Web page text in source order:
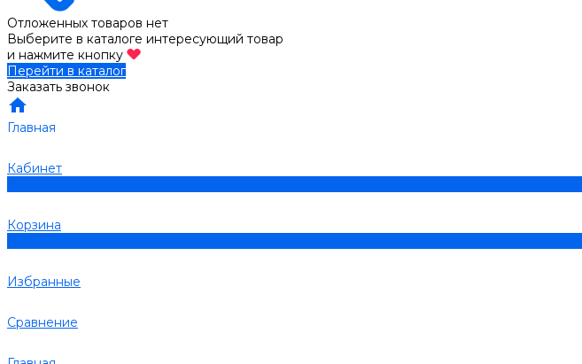
Отложенных товаров нет
Выберите в каталоге интересующий товар
и нажмите кнопку
Перейти в каталог
Заказать звонок
Главная
Кабинет
Корзина
Избранные
Сравнение